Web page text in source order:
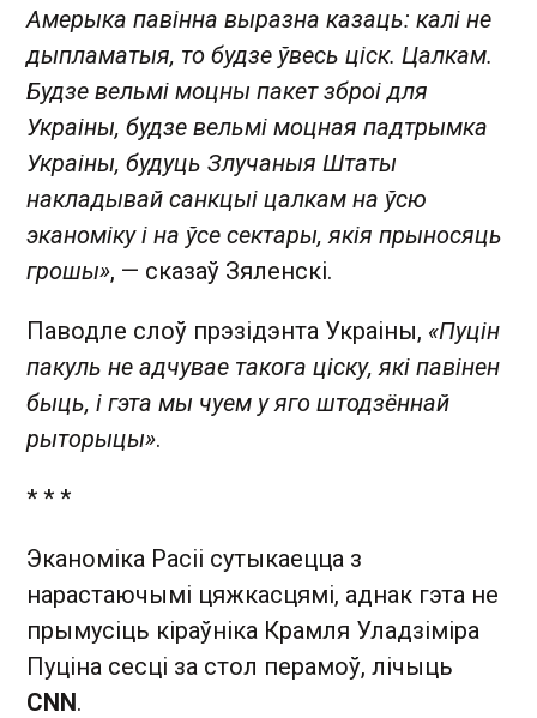
Амерыка павінна выразна казаць: калі не
дыпламатыя, то будзе ўвесь ціск. Цалкам.
Будзе вельмі моцны пакет зброі для
Украіны, будзе вельмі моцная падтрымка
Украіны, будуць Злучаныя Штаты
накладывай санкцыі цалкам на ўсю
эканоміку і на ўсе сектары, якія прыносяць
грошы», — сказаў Зяленскі.
Паводле слоў прэзідэнта Украіны, «Пуцін
пакуль не адчувае такога ціску, які павінен
быць, і гэта мы чуем у яго штодзённай
рыторыцы».
* * *
Эканоміка Расіі сутыкаецца з
нарастаючымі цяжкасцямі, аднак гэта не
прымусіць кіраўніка Крамля Уладзіміра
Пуціна сесці за стол перамоў, лічыць
CNN.